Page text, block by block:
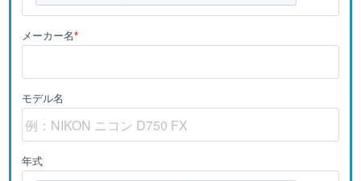
メーカー名*
モデル名
年式